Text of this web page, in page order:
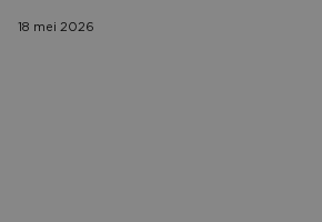
AGENDA
18 mei 2026